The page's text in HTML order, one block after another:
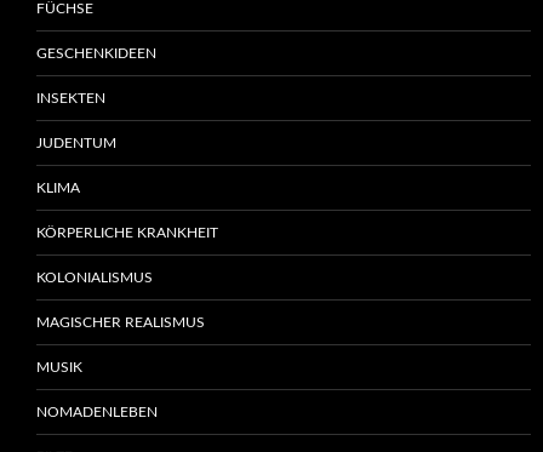
FÜCHSE
GESCHENKIDEEN
INSEKTEN
JUDENTUM
KLIMA
KÖRPERLICHE KRANKHEIT
KOLONIALISMUS
MAGISCHER REALISMUS
MUSIK
NOMADENLEBEN